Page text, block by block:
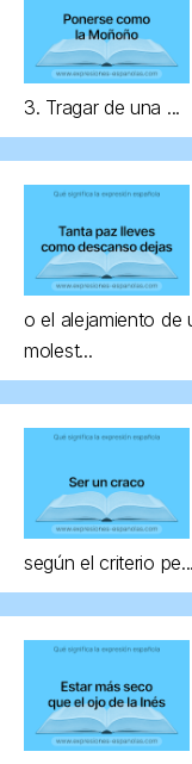
3. Tragar de una ...
o el alejamiento de
molest...
según el criterio pe...